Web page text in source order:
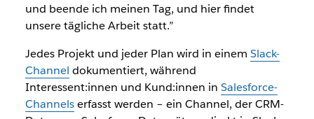
und beende ich meinen Tag, und hier findet
unsere tägliche Arbeit statt.”
Jedes Projekt und jeder Plan wird in einem Slack-
Channel dokumentiert, während
Interessent:innen und Kund:innen in Salesforce-
Channelserfasst werden – ein Channel, der CRM-